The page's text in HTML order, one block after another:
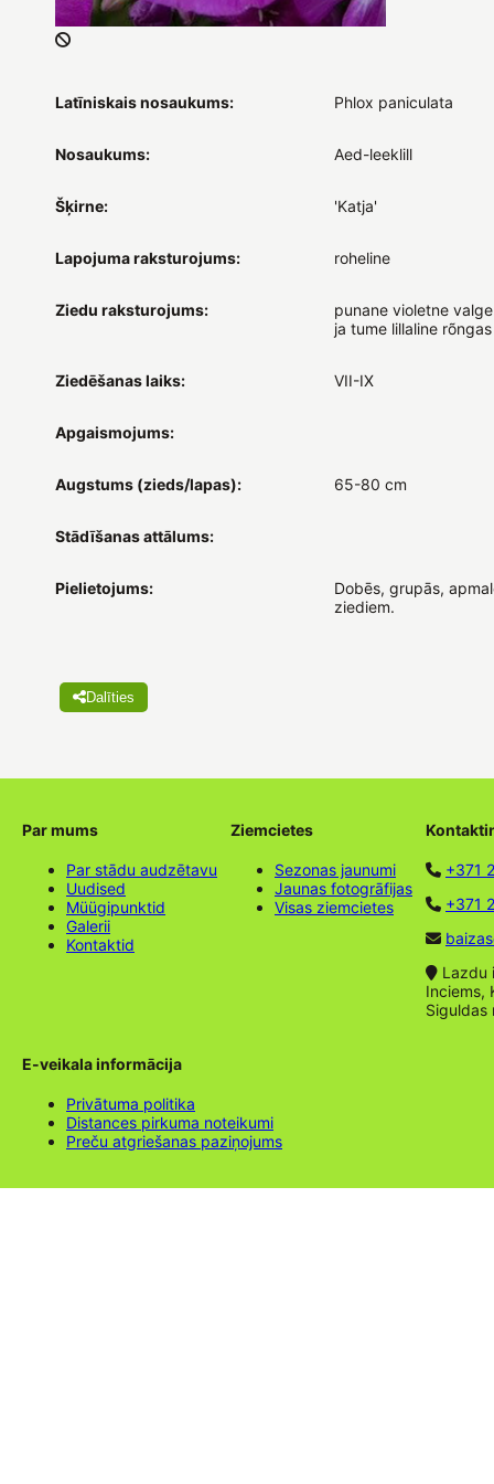
Latīniskais nosaukums: Phlox paniculata
Nosaukums: Aed-leeklill
Šķirne: 'Katja'
Lapojuma raksturojums: roheline
Ziedu raksturojums:
punane violetne
ja tume lillaline rõngas
Ziedēšanas laiks: VII-IX
Apgaismojums:
Augstums (zieds/lapas): 65-80 cm
Stādīšanas attālums:
Pielietojums:
Dobēs, grupās,
ziediem.
Dalīties
Par mums
Par stādu audzētavu
Uudised
Müügipunktid
Galerii
Kontaktid
Ziemcietes
Sezonas jaunumi
Jaunas fotogrāfijas
Visas ziemcietes
+371
+371
Lazdu
Inciems,
Siguldas
E-veikala informācija
Privātuma politika
Distances pirkuma noteikumi
Preču atgriešanas paziņojums